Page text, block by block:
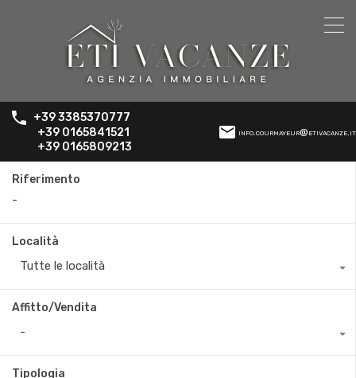
+39 3385370777
+39 0165841521
+39 0165809213
info.courmayeur@etivacanze.it
Riferimento
Località
Tutte le località
Affitto/Vendita
-
Tipologia